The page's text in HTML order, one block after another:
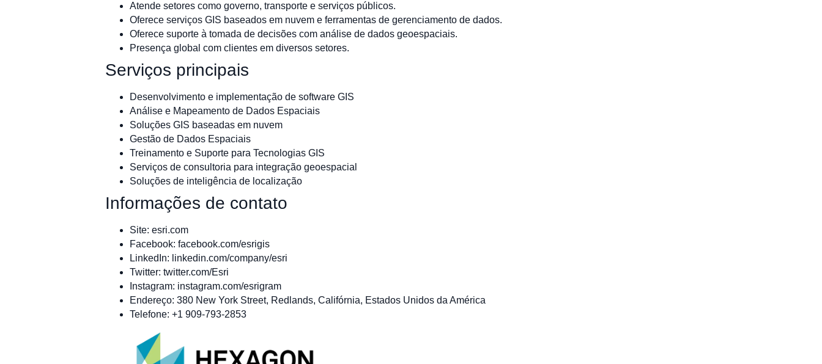
Atende setores como governo, transporte e serviços públicos.
Oferece serviços GIS baseados em nuvem e ferramentas de gerenciamento de dados.
Oferece suporte à tomada de decisões com análise de dados geoespaciais.
Presença global com clientes em diversos setores.
Serviços principais
Desenvolvimento e implementação de software GIS
Análise e Mapeamento de Dados Espaciais
Soluções GIS baseadas em nuvem
Gestão de Dados Espaciais
Treinamento e Suporte para Tecnologias GIS
Serviços de consultoria para integração geoespacial
Soluções de inteligência de localização
Informações de contato
Site: esri.com
Facebook: facebook.com/esrigis
LinkedIn: linkedin.com/company/esri
Twitter: twitter.com/Esri
Instagram: instagram.com/esrigram
Endereço: 380 New York Street, Redlands, Califórnia, Estados Unidos da América
Telefone: +1 909-793-2853